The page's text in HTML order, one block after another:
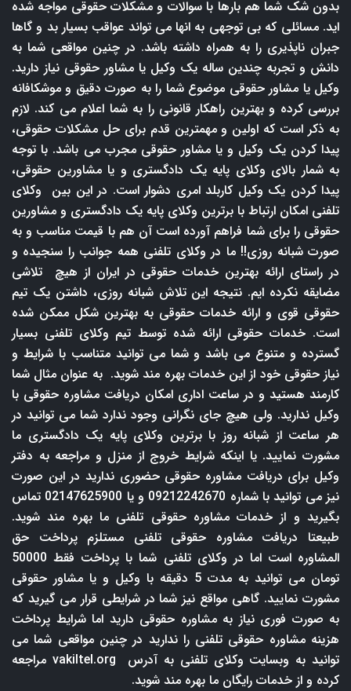
بدون شک شما هم بارها با سوالات و مشکلات حقوقی مواجه شده
اید. مسائلی که بی توجهی به انها می تواند عواقب بسیار بد و گاها
جبران ناپذیری را به همراه داشته باشد. در چنین مواقعی شما به
دانش و تجربه چندین ساله یک وکیل یا مشاور حقوقی نیاز دارید.
وکیل یا مشاور حقوقی موضوع شما را به صورت دقیق و موشکافانه
بررسی کرده و بهترین راهکار قانونی را به شما اعلام می کند. لازم
به ذکر است که اولین و مهمترین قدم برای حل مشکلات حقوقی،
پیدا کردن یک وکیل و یا مشاور حقوقی مجرب می باشد. با توجه
به شمار بالای وکلای پایه یک دادگستری و یا مشاورین حقوقی،
پیدا کردن یک وکیل کاربلد امری دشوار است. در این بین وکلای
تلفنی امکان ارتباط با برترین وکلای پایه یک دادگستری و مشاورین
حقوقی را برای شما فراهم آورده است آن هم با قیمت مناسب و به
صورت شبانه روزی!! ما در وکلای تلفنی همه جوانب را سنجیده و
در راستای ارائه بهترین خدمات حقوقی در ایران از هیچ تلاشی
مضایقه نکرده ایم. نتیجه این تلاش شبانه روزی، داشتن یک تیم
حقوقی قوی و ارائه خدمات حقوقی به بهترین شکل ممکن شده
است. خدمات حقوقی ارائه شده توسط تیم وکلای تلفنی بسیار
گسترده و متنوع می باشد و شما می توانید متناسب با شرایط و
نیاز حقوقی خود از این خدمات بهره مند شوید. به عنوان مثال شما
کارمند هستید و در ساعت اداری امکان دریافت مشاوره حقوقی با
وکیل ندارید. ولی هیچ جای نگرانی وجود ندارد شما می توانید در
هر ساعت از شبانه روز با برترین وکلای پایه یک دادگستری ما
مشورت نمایید. یا اینکه شرایط خروج از منزل و مراجعه به دفتر
وکیل برای دریافت مشاوره حقوقی حضوری ندارید در این صورت
نیز می توانید با شماره 09212242670 و یا 02147625900 تماس
بگیرید و از خدمات مشاوره حقوقی تلفنی ما بهره مند شوید.
طبیعتا دریافت مشاوره حقوقی تلفنی مستلزم پرداخت حق
المشاوره است اما در وکلای تلفنی شما با پرداخت فقط 50000
تومان می توانید به مدت 5 دقیقه با وکیل و یا مشاور حقوقی
مشورت نمایید. گاهی مواقع نیز شما در شرایطی قرار می گیرید که
به صورت فوری نیاز به مشاوره حقوقی دارید اما شرایط پرداخت
هزینه مشاوره حقوقی تلفنی را ندارید در چنین مواقعی شما می
توانید به وبسایت وکلای تلفنی به آدرس
vakiltel.org مراجعه
کرده و از خدمات رایگان ما بهره مند شوید.